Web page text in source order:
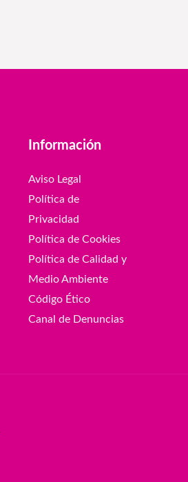
Información
Aviso Legal
Política de
Privacidad
Política de Cookies
Política de Calidad y
Medio Ambiente
Código Ético
Canal de Denuncias